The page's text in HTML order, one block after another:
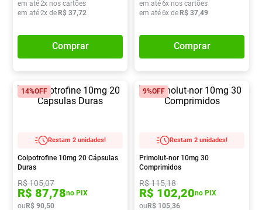
em até2x nos cartões
em até2x deR$ 37,72
Comprar
em até6x nos cartões
em até6x deR$ 37,49
Comprar
14%OFF
Restam 2 unidades!
Colpotrofine 10mg 20 Cápsulas
Duras
R$105,07
R$ 87,78no PIX
ouR$ 90,50
9%OFF
Restam 2 unidades!
Primolut-nor 10mg 30
Comprimidos
R$115,18
R$ 102,20no PIX
ouR$ 105,36